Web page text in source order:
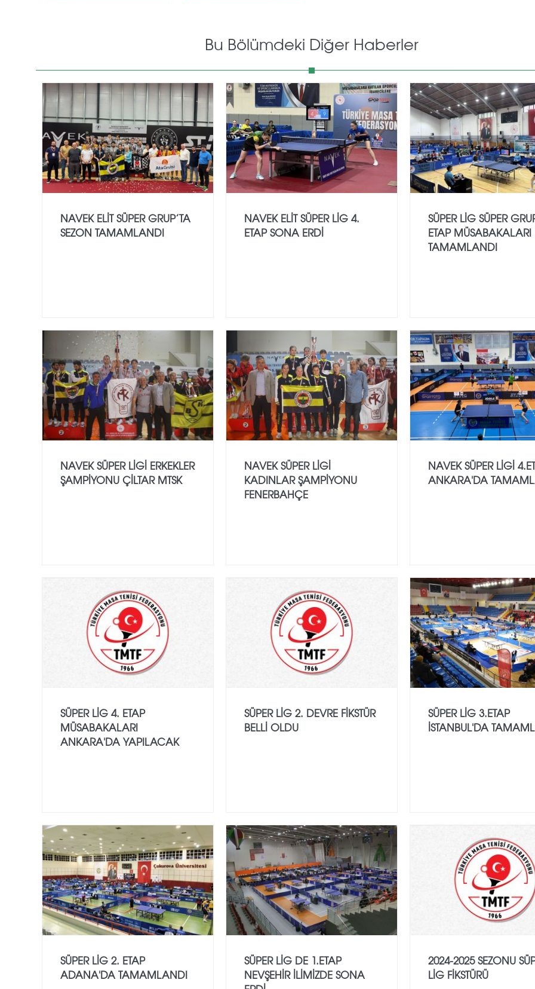
Bu Bölümdeki Diğer Haberler
NAVEK ELIT SÜPER GRUP’TA
SEZON TAMAMLANDI
NAVEK ELIT SÜPER LIG 4.
ETAP SONA ERDI
SÜPER LIG SÜPER
ETAP MÜSABAKALARI
TAMAMLANDI
NAVEK SÜPER LİGİ ERKEKLER
ŞAMPİYONU ÇİLTAR MTSK
NAVEK SÜPER LİGİ
KADINLAR ŞAMPİYONU
FENERBAHÇE
NAVEK SÜPER LIGI
ANKARA'DA
SÜPER LIG 4. ETAP
MÜSABAKALARI
ANKARA'DA YAPILACAK
SÜPER LİG 2. DEVRE FIKSTÜR
BELLI OLDU
SÜPER LİG 3.ETAP
İSTANBUL'DA
SÜPER LİG 2. ETAP
ADANA'DA TAMAMLANDI
SÜPER LİG DE 1.ETAP
NEVŞEHİR İLİMİZDE SONA
2024-2025 SEZONU
LİG FİKSTÜRÜ